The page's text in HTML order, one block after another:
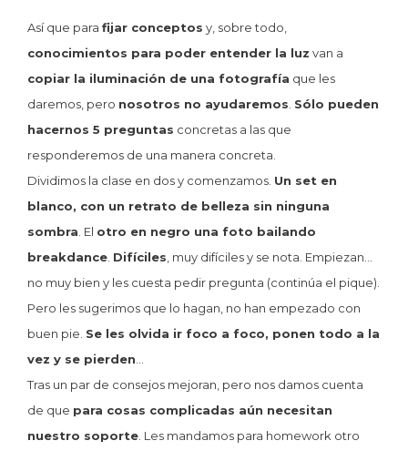
Así que para fijar conceptos y, sobre todo,
conocimientos para poder entender la luz van a
copiar la iluminación de una fotografía que les
daremos, pero nosotros no ayudaremos Sólo pueden
hacernos 5 preguntas concretas a las que
responderemos de una manera concreta.
Dividimos la clase en dos y comenzamos. Un set en
blanco, con un retrato de belleza sin ninguna
sombra . El otro en negro una foto bailando
breakdance Difíciles , muy difíciles y se nota. Empiezan…
no muy bien y les cuesta pedir pregunta (continúa el pique).
Pero les sugerimos que lo hagan, no han empezado con
buen pie. Se les olvida ir foco a foco, ponen todo a la
vez y se pierden
Tras un par de consejos mejoran, pero nos damos cuenta
de que para cosas complicadas aún necesitan
nuestro soporte . Les mandamos para homework otro